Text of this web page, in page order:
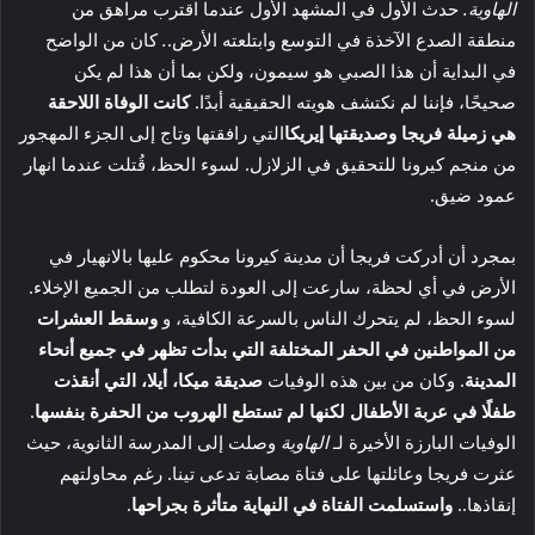
الهاوية. حدث الأول في المشهد الأول عندما اقترب مراهق من
منطقة الصدع الآخذة في التوسع وابتلعته الأرض..كان من الواضح
في البداية أن هذا الصبي هو سيمون، ولكن بما أن هذا لم يكن
صحيحًا، فإننا لم نكتشف هويته الحقيقية أبدًا.كانت الوفاة اللاحقة
هي زميلة فريجا وصديقتها إيريكاالتي رافقتها وتاج إلى الجزء المهجور
من منجم كيرونا للتحقيق في الزلازل. لسوء الحظ، قُتلت عندما انهار
عمود ضيق.
بمجرد أن أدركت فريجا أن مدينة كيرونا محكوم عليها بالانهيار في
الأرض في أي لحظة، سارعت إلى العودة لتطلب من الجميع الإخلاء.
لسوء الحظ، لم يتحرك الناس بالسرعة الكافية، و وسقط العشرات
من المواطنين في الحفر المختلفة التي بدأت تظهر في جميع أنحاء
المدينة. وكان من بين هذه الوفيات صديقة ميكا، أيلا، التي أنقذت
طفلًا في عربة الأطفال لكنها لم تستطع الهروب من الحفرة بنفسها.
الوفيات البارزة الأخيرة لـالهاوية وصلت إلى المدرسة الثانوية، حيث
عثرت فريجا وعائلتها على فتاة مصابة تدعى تينا. رغم محاولتهم
إنقاذها.. واستسلمت الفتاة في النهاية متأثرة بجراحها.